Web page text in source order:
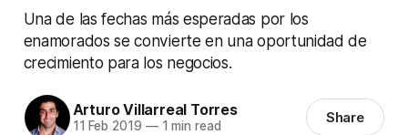
Una de las fechas más esperadas por los
enamorados se convierte en una oportunidad de
crecimiento para los negocios.
Arturo Villarreal Torres
11 Feb 2019 —1 min read Share